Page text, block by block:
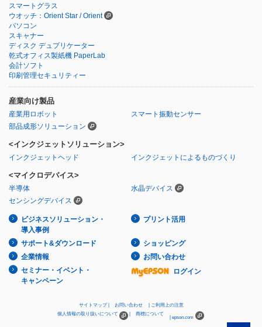
スマートグラス
ウオッチ：Orient Star / Orient
パソコン
スキャナー
ディスク デュプリケーター
乾式オフィス製紙機 PaperLab
会計ソフト
印刷管理セキュリティー
産業向け製品
産業用ロボット
スマート振動センサー
部品成形ソリューション
<インクジェットソリューション>
インクジェットヘッド インクジェットによるものづくり
<マイクロデバイス>
半導体
水晶デバイス
センシングデバイス
ビジネスソリューション・
導入事例
プリント活用
サポート&ダウンロード
ショッピング
企業情報
お問い合わせ
セミナー・イベント・
キャンペーン
ログイン
サイトマップ お問い合わせ
ご利用上の注意
個人情報の取り扱いについて
商標について
epson.com